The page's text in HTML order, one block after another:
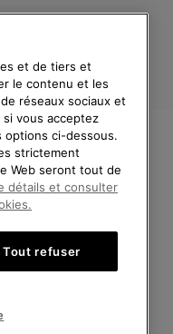
Légales Cookies
SOREL.
et de tiers et
le contenu et les
réseaux sociaux et
vous acceptez
options ci-dessous.
strictement
Web seront tout de
détails et consulter
Tout refuser